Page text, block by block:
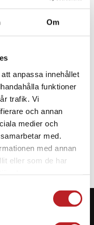
Om
anpassa innehållet
funktioner
trafik. Vi
och annan
medier och
med.
med annan
eller som de har
450 & 520.